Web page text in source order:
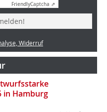
FriendlyCaptcha ⇗
Widerruf
in Hamburg